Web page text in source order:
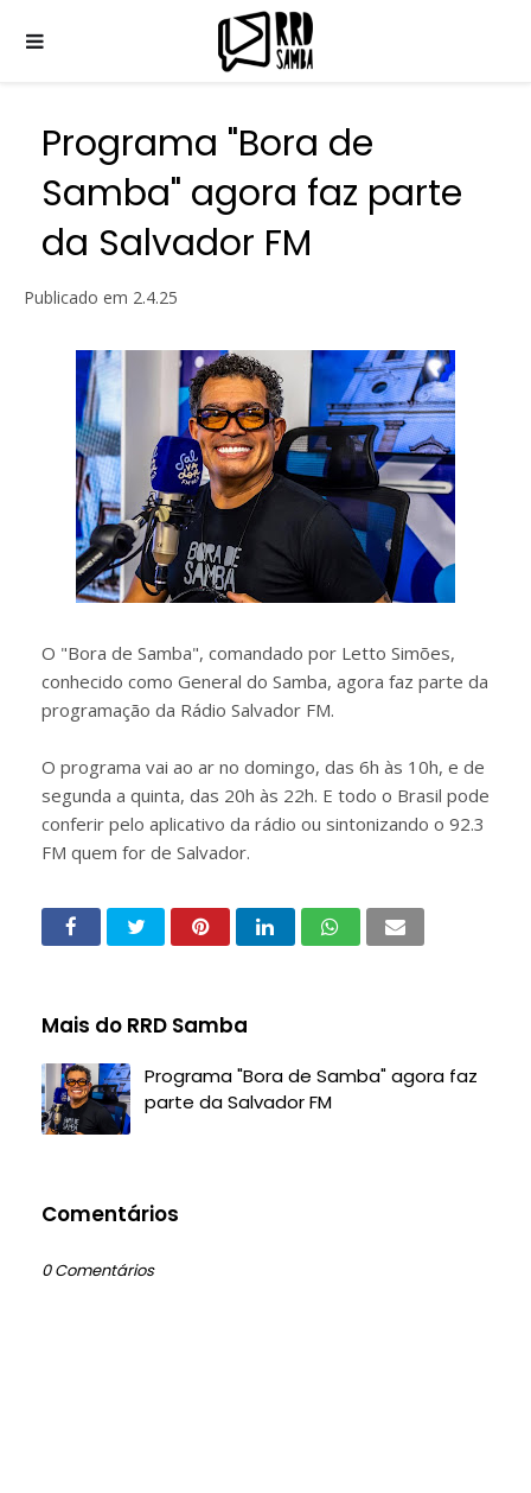
Programa "Bora de
Samba" agora faz parte
da Salvador FM
Publicado em 2.4.25
O "Bora de Samba", comandado por Letto Simões,
conhecido como General do Samba, agora faz parte da
programação da Rádio Salvador FM.
O programa vai ao ar no domingo, das 6h às 10h, e de
segunda a quinta, das 20h às 22h. E todo o Brasil pode
conferir pelo aplicativo da rádio ou sintonizando o 92.3
FM quem for de Salvador.
Mais do RRD Samba
Programa "Bora de Samba" agora faz
parte da Salvador FM
Comentários
0 Comentários